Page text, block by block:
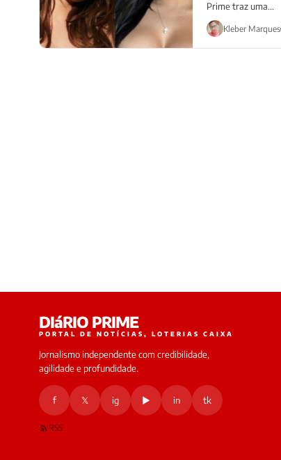
Prime traz uma...
Kleber Marques
DIáRIO PRIME
PORTAL DE NOTÍCIAS, LOTERIAS CAIXA
Jornalismo independente com credibilidade,
agilidade e profundidade.
f 𝕏 ig ▶ in tk
RSS